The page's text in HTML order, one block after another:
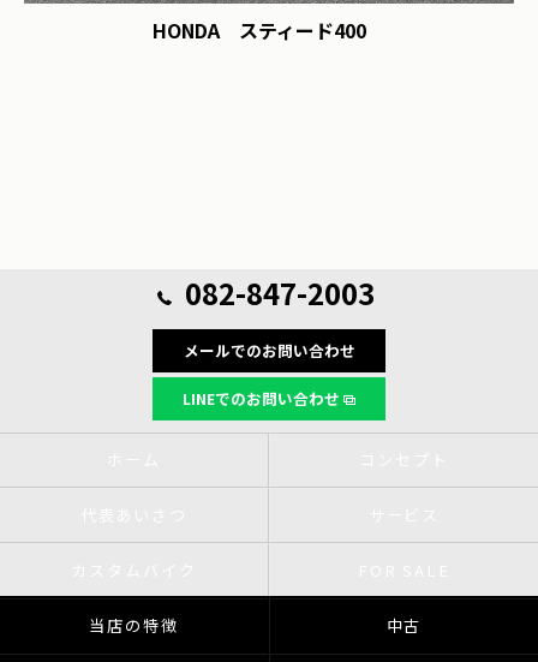
HONDA スティード400
082-847-2003
メールでのお問い合わせ
LINEでのお問い合わせ
当店の特徴 中古